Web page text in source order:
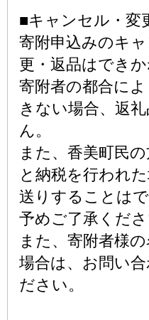
■キャンセル・変
寄附申込みのキ
更・返品はできか
寄附者の都合に
きない場合、返
ん。
また、香美町民
と納税を行われ
送りすることは
予めご了承くださ
また、寄附者様
場合は、お問い
ださい。